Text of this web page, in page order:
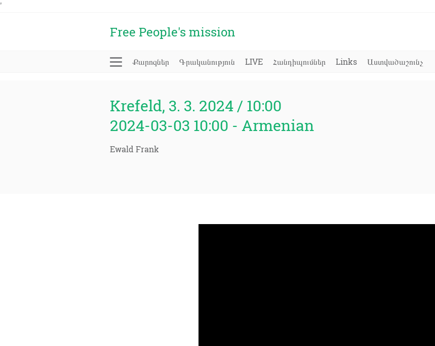
'
Free People's mission
Քարոզներ Գրականություն LIVE Հանդիպումներ Links Աստվածաշունչ
Krefeld, 3. 3. 2024 / 10:00
2024-03-03 10:00 - Armenian
Ewald Frank